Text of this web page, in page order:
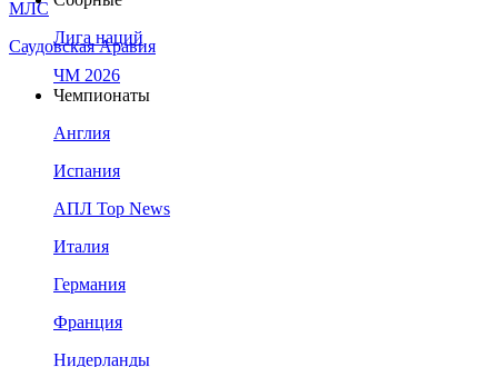
МЛС
Саудовская Аравия
Лига наций
ЧМ 2026
Чемпионаты
Англия
Испания
АПЛ Top News
Италия
Германия
Франция
Нидерланды